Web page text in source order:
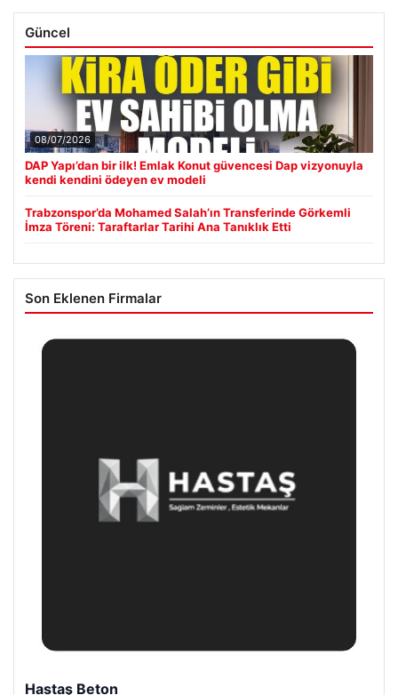
Güncel
08/07/2026
DAP Yapı’dan bir ilk! Emlak Konut güvencesi Dap vizyonuyla
kendi kendini ödeyen ev modeli
Trabzonspor’da Mohamed Salah’ın Transferinde Görkemli
İmza Töreni: Taraftarlar Tarihi Ana Tanıklık Etti
Son Eklenen Firmalar
Prenses Night Club